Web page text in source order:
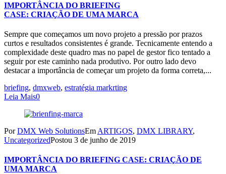
IMPORTÂNCIA DO BRIEFING
CASE: CRIAÇÃO DE UMA MARCA
Sempre que começamos um novo projeto a pressão por prazos
curtos e resultados consistentes é grande. Tecnicamente entendo a
complexidade deste quadro mas no papel de gestor fico tentado a
seguir por este caminho nada produtivo. Por outro lado devo
destacar a importância de começar um projeto da forma correta,...
briefing, dmxweb, estratégia markrting
Leia Mais0
PorDMX Web SolutionsEm ARTIGOS, DMX LIBRARY,
UncategorizedPostou 3 de junho de 2019
IMPORTÂNCIA DO BRIEFING CASE: CRIAÇÃO DE
UMA MARCA